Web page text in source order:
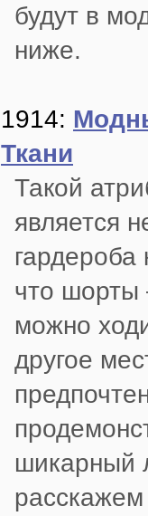
будут в
ниже.
1914:
Ткани
Такой
является
что шорты
можно
другое
шикарный